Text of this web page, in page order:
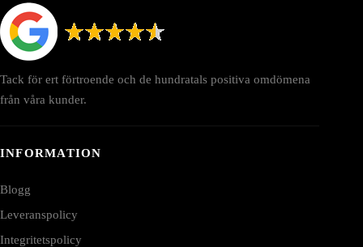
Tack för ert förtroende och de hundratals positiva omdömena
från våra kunder.
INFORMATION
Blogg
Leveranspolicy
Integritetspolicy